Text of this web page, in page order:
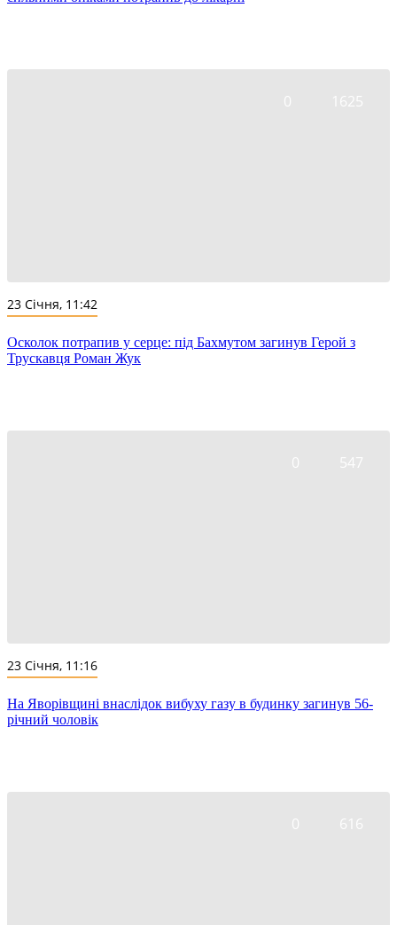
0 1625
23 Січня, 11:42
Осколок потрапив у серце: під Бахмутом загинув Герой з
Трускавця Роман Жук
0 547
23 Січня, 11:16
На Яворівщині внаслідок вибуху газу в будинку загинув 56-
річний чоловік
0 616